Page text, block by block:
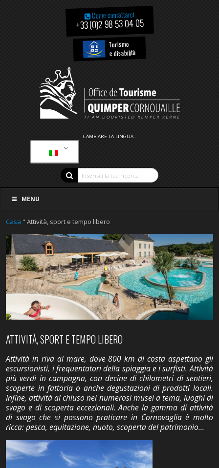
Come contattarci
+33 (0)2 98 53 04 05
Turismo
e disabilità
CAMBIARE LA LINGUA :
MENU
Casa "Attività, sport e tempo libero
ATTIVITÀ, SPORT E TEMPO LIBERO
Attività in riva al mare, dove 800 km di costa aspettano gli
escursionisti, i frequentatori della spiaggia e i surfisti. Attività
più verdi in campagna, con decine di chilometri di sentieri,
scoperte in fattoria o anche degustazioni di prodotti locali.
Infine, attività al chiuso nei numerosi musei a tema, luoghi di
svago e di scoperta eccezionali. Anche la gamma di attività
di svago che si possono praticare in Cornovaglia è molto
ricca: pesca, equitazione, nuoto, scoperta del patrimonio...